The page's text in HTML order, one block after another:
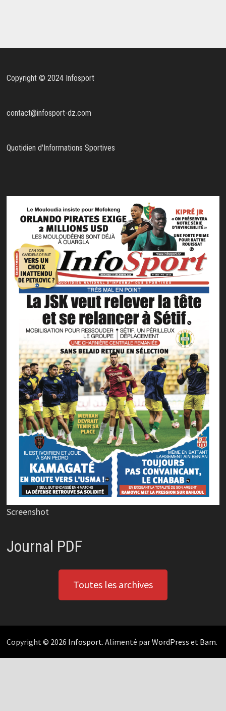
Copyright © 2024 Infosport
contact@infosport-dz.com
Quotidien d'Informations Sportives
Screenshot
Journal PDF
Toutes les archives
Copyright © 2026 Infosport. Alimenté parWordPress et Bam.